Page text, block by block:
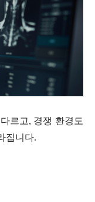
르고, 경쟁 환경도
집니다.